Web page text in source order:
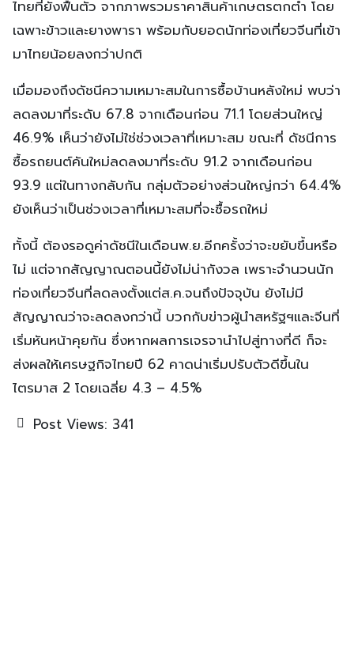
ไทยที่ยังฟื้นตัว จากภาพรวมราคาสินค้าเกษตรตกต่ำ โดย
เฉพาะข้าวและยางพารา พร้อมกับยอดนักท่องเที่ยวจีนที่เข้า
มาไทยน้อยลงกว่าปกติ
เมื่อมองถึงดัชนีความเหมาะสมในการซื้อบ้านหลังใหม่ พบว่า
ลดลงมาที่ระดับ 67.8 จากเดือนก่อน 71.1 โดยส่วนใหญ่
46.9% เห็นว่ายังไม่ใช่ช่วงเวลาที่เหมาะสม ขณะที่ ดัชนีการ
ซื้อรถยนต์คันใหม่ลดลงมาที่ระดับ 91.2 จากเดือนก่อน
93.9 แต่ในทางกลับกัน กลุ่มตัวอย่างส่วนใหญ่กว่า 64.4%
ยังเห็นว่าเป็นช่วงเวลาที่เหมาะสมที่จะซื้อรถใหม่
ทั้งนี้ ต้องรอดูค่าดัชนีในเดือนพ.ย.อีกครั้งว่าจะขยับขึ้นหรือ
ไม่ แต่จากสัญญาณตอนนี้ยังไม่น่ากังวล เพราะจำนวนนัก
ท่องเที่ยวจีนที่ลดลงตั้งแต่ส.ค.จนถึงปัจจุบัน ยังไม่มี
สัญญาณว่าจะลดลงกว่านี้ บวกกับข่าวผู้นำสหรัฐฯและจีนที่
เริ่มหันหน้าคุยกัน ซึ่งหากผลการเจรจานำไปสู่ทางที่ดี ก็จะ
ส่งผลให้เศรษฐกิจไทยปี 62 คาดน่าเริ่มปรับตัวดีขึ้นใน
ไตรมาส 2 โดยเฉลี่ย 4.3 – 4.5%
Post Views: 341